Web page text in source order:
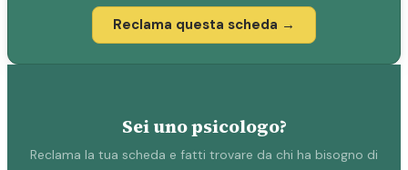
Reclama questa scheda →
Sei uno psicologo?
Reclama la tua scheda e fatti trovare da chi ha bisogno di